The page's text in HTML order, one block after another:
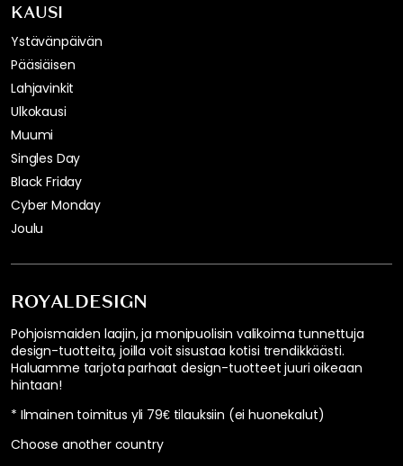
ROYALDESIGN
Pohjoismaiden laajin, ja monipuolisin valikoima tunnettuja
design-tuotteita, joilla voit sisustaa kotisi trendikkäästi.
Haluamme tarjota parhaat design-tuotteet juuri oikeaan
hintaan!
* Ilmainen toimitus yli 79€ tilauksiin (ei huonekalut)
Choose another country
KAUSI
Ystävänpäivän
Pääsiäisen
Lahjavinkit
Ulkokausi
Muumi
Singles Day
Black Friday
Cyber Monday
Joulu